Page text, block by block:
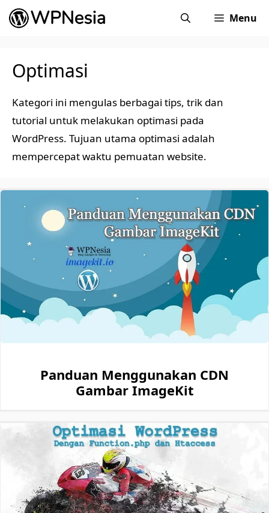
Skip
Menu
Optimasi
Kategori ini mengulas berbagai tips, trik dan
tutorial untuk melakukan optimasi pada
WordPress. Tujuan utama optimasi adalah
mempercepat waktu pemuatan website.
Panduan Menggunakan CDN
Gambar ImageKit